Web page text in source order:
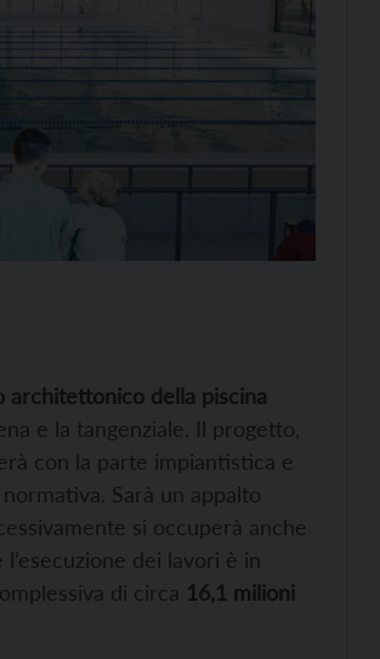
architettonico della piscina
e la tangenziale. Il progetto,
con la parte impiantistica e
Sarà un appalto
si occuperà anche
dei lavori è in
di circa 16,1 milioni